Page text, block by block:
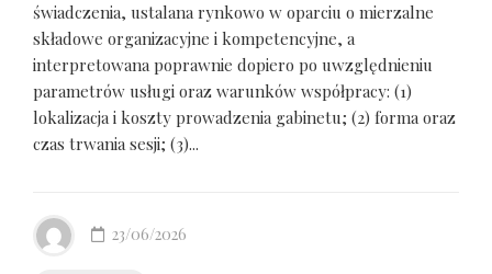
świadczenia, ustalana rynkowo w oparciu o mierzalne
składowe organizacyjne i kompetencyjne, a
interpretowana poprawnie dopiero po uwzględnieniu
parametrów usługi oraz warunków współpracy: (1)
lokalizacja i koszty prowadzenia gabinetu; (2) forma oraz
czas trwania sesji; (3)...
23/06/2026